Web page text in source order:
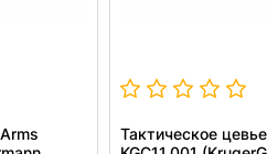
Тактическое цевье